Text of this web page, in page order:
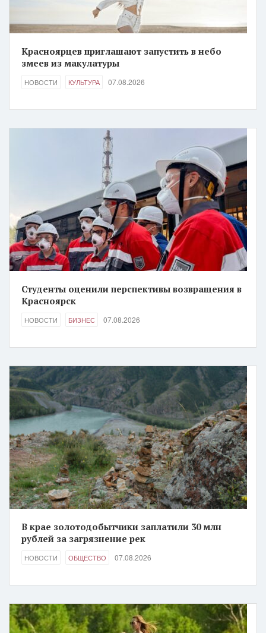
Красноярцев приглашают запустить в небо
змеев из макулатуры
НОВОСТИ КУЛЬТУРА 07.08.2026
Студенты оценили перспективы возвращения в
Красноярск
НОВОСТИ БИЗНЕС 07.08.2026
В крае золотодобытчики заплатили 30 млн
рублей за загрязнение рек
НОВОСТИ ОБЩЕСТВО 07.08.2026